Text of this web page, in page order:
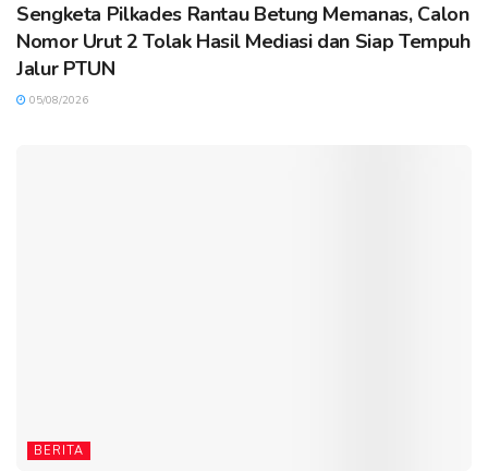
Sengketa Pilkades Rantau Betung Memanas, Calon
Nomor Urut 2 Tolak Hasil Mediasi dan Siap Tempuh
Jalur PTUN
05/08/2026
BERITA